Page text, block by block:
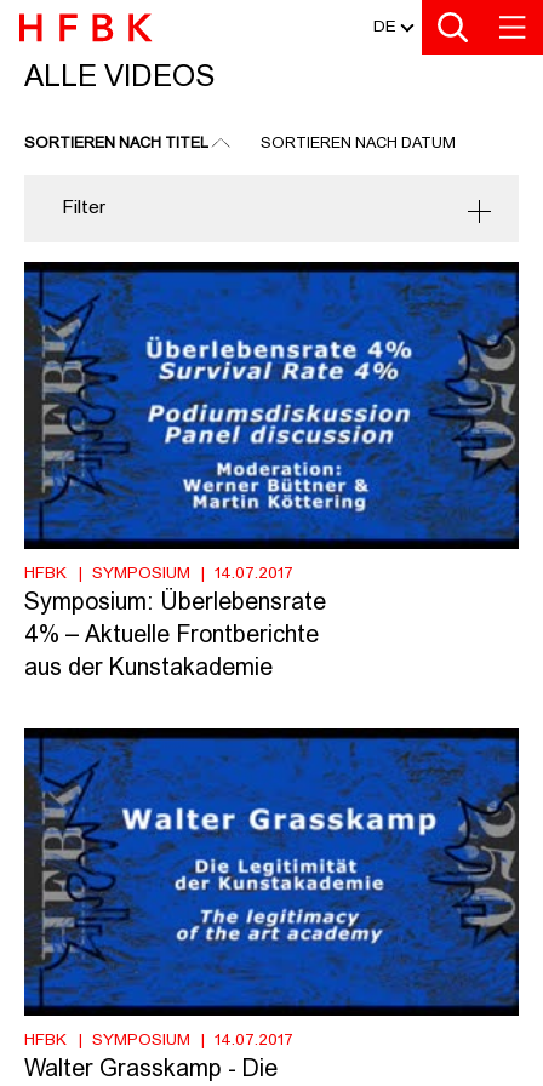
Zu den Filtern
Zur Metanavigation
Zur Hauptnavigation
Zur Suche
Zum Inhalt
Zum Seitenfuss DE
ALLE VIDEOS
ALLE VIDEOS
SORTIEREN NACH TITEL SORTIEREN NACH DATUM
Filter
HFBK SYMPOSIUM 14.07.2017
Symposium: Überlebensrate
4% – Aktuelle Frontberichte
aus der Kunstakademie
HFBK SYMPOSIUM 14.07.2017
Walter Grasskamp - Die